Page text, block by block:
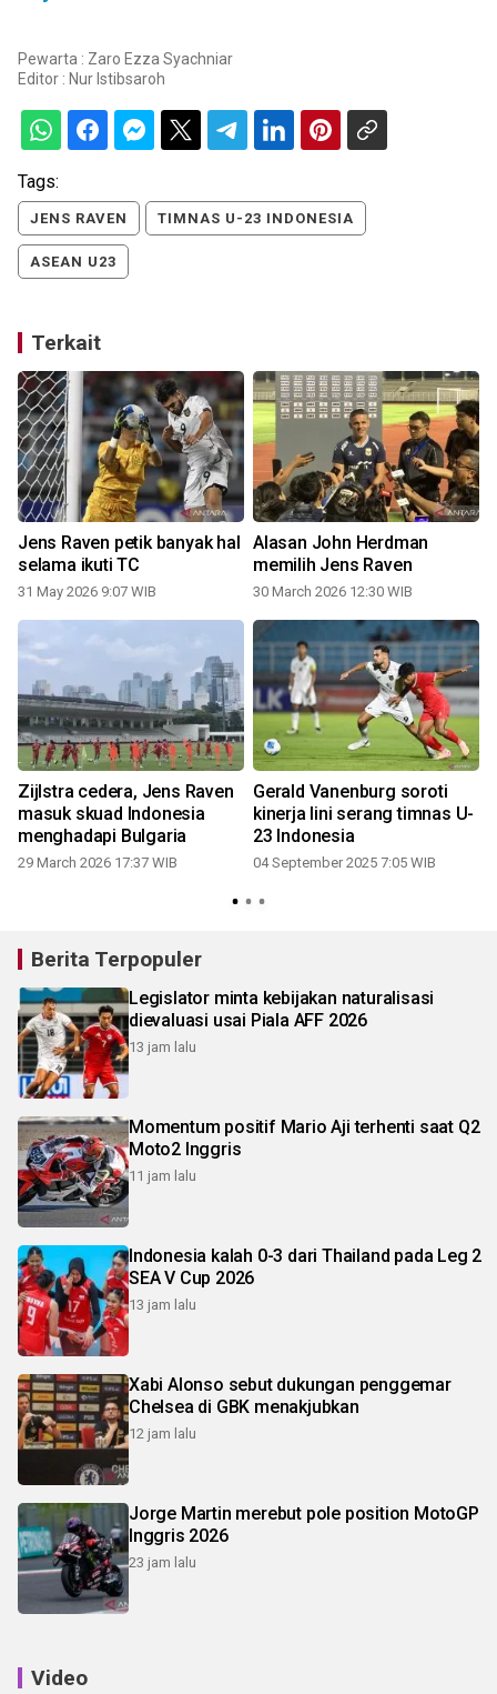
Pewarta : Zaro Ezza Syachniar
Editor : Nur Istibsaroh
Tags:
JENS RAVEN TIMNAS U-23 INDONESIA
ASEAN U23
Terkait
Jens Raven petik banyak hal
selama ikuti TC
31 May 2026 9:07 WIB
Alasan John Herdman
memilih Jens Raven
30 March 2026 12:30 WIB
Zijlstra cedera, Jens Raven
masuk skuad Indonesia
menghadapi Bulgaria
29 March 2026 17:37 WIB
Gerald Vanenburg soroti
kinerja lini serang timnas U-
23 Indonesia
04 September 2025 7:05 WIB
Berita Terpopuler
Legislator minta kebijakan naturalisasi
dievaluasi usai Piala AFF 2026
13 jam lalu
Momentum positif Mario Aji terhenti saat Q2
Moto2 Inggris
11 jam lalu
Indonesia kalah 0-3 dari Thailand pada Leg 2
SEA V Cup 2026
13 jam lalu
Xabi Alonso sebut dukungan penggemar
Chelsea di GBK menakjubkan
12 jam lalu
Jorge Martin merebut pole position MotoGP
Inggris 2026
23 jam lalu
Video